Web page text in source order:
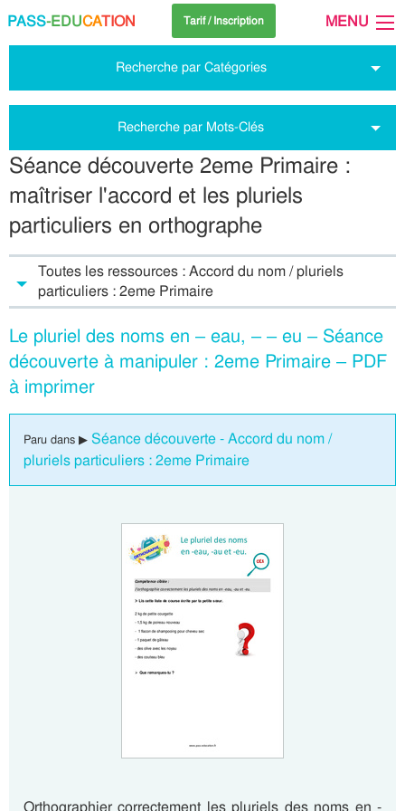
PASS-EDUCATION Tarif / Inscription MENU
Recherche par Catégories
Recherche par Mots-Clés
Séance découverte 2eme Primaire :
maîtriser l'accord et les pluriels
particuliers en orthographe
Toutes les ressources : Accord du nom / pluriels
particuliers : 2eme Primaire
Le pluriel des noms en – eau, – – eu – Séance
découverte à manipuler : 2eme Primaire – PDF
à imprimer
Paru dans ▶ Séance découverte - Accord du nom /
pluriels particuliers : 2eme Primaire
Orthographier correctement les pluriels des noms en -